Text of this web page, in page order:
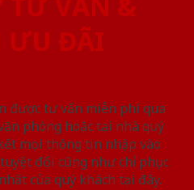
ƯU ĐÃI
được tư vấn miễn phí qua
phòng hoặc tại nhà quý
mọi thông tin nhập vào
đối cũng như chỉ phục
của quý khách tại đây.